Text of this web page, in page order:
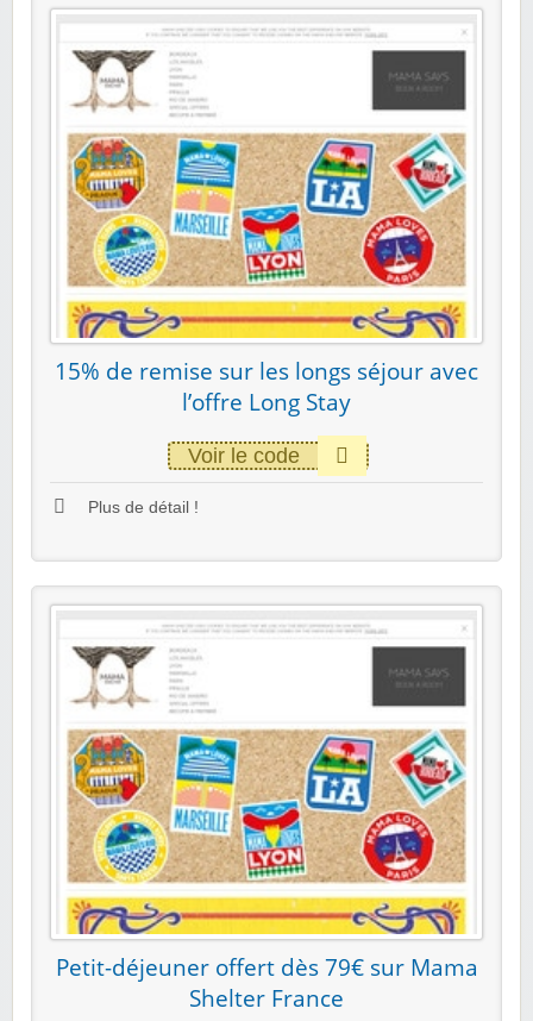
15% de remise sur les longs séjour avec
l’offre Long Stay
Voir le code
Plus de détail !
Petit-déjeuner offert dès 79€ sur Mama
Shelter France